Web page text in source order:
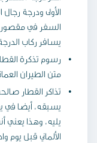
الأولى ودرجة
السفر في مقصورة
يسافر ركاب
رسوم تذكرة
متن الطيران
تذاكر القطار
يسبقه، أيضا في
يليه، وهذا يعني
الألماني قبل يوم